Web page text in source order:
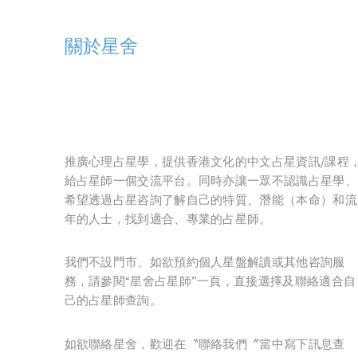
關於星舍
推廣心理占星學，提供香港文化的中文占星資訊/課程，
給占星師一個交流平台。同時亦讓一眾不認識占星學、
希望透過占星咨詢了解自己的特質、潛能（本命）和流
年的人士，找到適合、專業的占星師。
我們不設門市、如欲預約個人星盤解讀或其他咨詢服
務，請參閱“星舍占星師”一頁，直接選擇及聯絡適合自
己的占星師查詢。
如欲聯絡星舍，歡迎在〝聯絡我們〞當中寫下訊息查